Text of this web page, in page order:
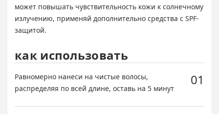
может повышать чувствительность кожи к солнечному
излучению, применяй дополнительно средства с SPF-
защитой.
как использовать
Равномерно нанеси на чистые волосы,
распределяя по всей длине, оставь на 5 минут
01